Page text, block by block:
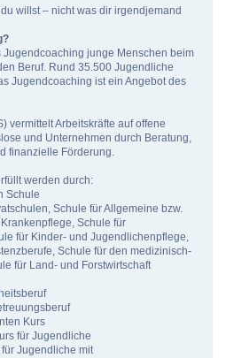
willst – nicht was dir irgendjemand
junge Menschen beim
Beruf. Rund 35.500 Jugendliche
Jugendcoaching ist ein Angebot des
vermittelt Arbeitskräfte auf offene
und Unternehmen durch Beratung,
finanzielle Förderung.
werden durch:
Schule
Schule für Allgemeine bzw.
Schule für
für Kinder- und Jugendlichenpflege,
Schule für den medizinisch-
für Land- und Forstwirtschaft
Kurs
für Jugendliche
Jugendliche mit